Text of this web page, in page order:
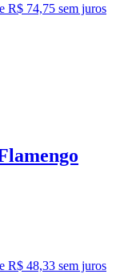
R$ 74,75 sem juros
R$ 48,33 sem juros